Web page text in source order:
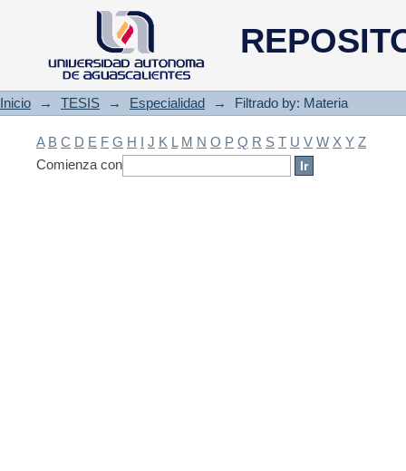
Filtrado by: Materia
Inicio → TESIS → Especialidad → Filtrado by: Materia
A B C D E F G H I J K L M N O P Q R S T U V W X Y Z
Comienza con